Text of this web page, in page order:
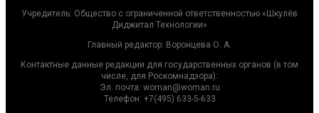
Учредитель: Общество с ограниченной ответственностью «Шкулёв
Диджитал Технологии»
Главный редактор: Воронцева О. А.
Контактные данные редакции для государственных органов (в том
числе, для Роскомнадзора):
Эл. почта: woman@woman.ru
Телефон: +7(495) 633-5-633